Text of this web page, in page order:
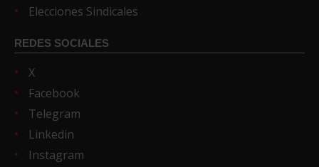
Elecciones Sindicales
REDES SOCIALES
X
Facebook
Telegram
Linkedin
Instagram